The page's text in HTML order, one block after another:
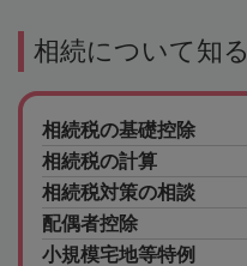
相続について知る
相続税の基礎控除
相続税の計算
相続税対策の相談
配偶者控除
小規模宅地等特例